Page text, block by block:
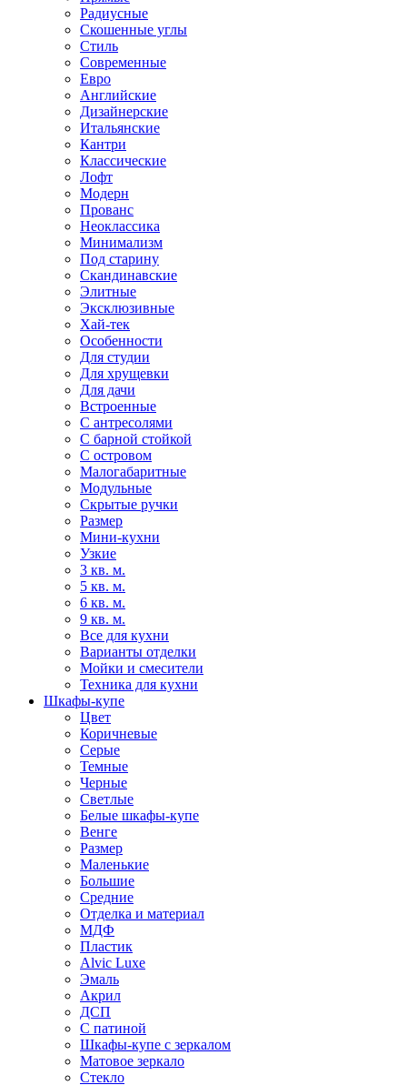
Радиусные
Скошенные углы
Стиль
Современные
Евро
Английские
Дизайнерские
Итальянские
Кантри
Классические
Лофт
Модерн
Прованс
Неоклассика
Минимализм
Под старину
Скандинавские
Элитные
Эксклюзивные
Хай-тек
Особенности
Для студии
Для хрущевки
Для дачи
Встроенные
С антресолями
С барной стойкой
С островом
Малогабаритные
Модульные
Скрытые ручки
Размер
Мини-кухни
Узкие
3 кв. м.
5 кв. м.
6 кв. м.
9 кв. м.
Все для кухни
Варианты отделки
Мойки и смесители
Техника для кухни
Шкафы-купе
Цвет
Коричневые
Серые
Темные
Черные
Светлые
Белые шкафы-купе
Венге
Размер
Маленькие
Большие
Средние
Отделка и материал
МДФ
Пластик
Alvic Luxe
Эмаль
Акрил
ДСП
С патиной
Шкафы-купе с зеркалом
Матовое зеркало
Стекло